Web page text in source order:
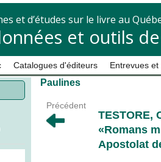
et d’études sur le livre au
et outils
Catalogues d'éditeurs Entrevues
Paulines
Précédent
TESTORE,
«Romans
Apostolat